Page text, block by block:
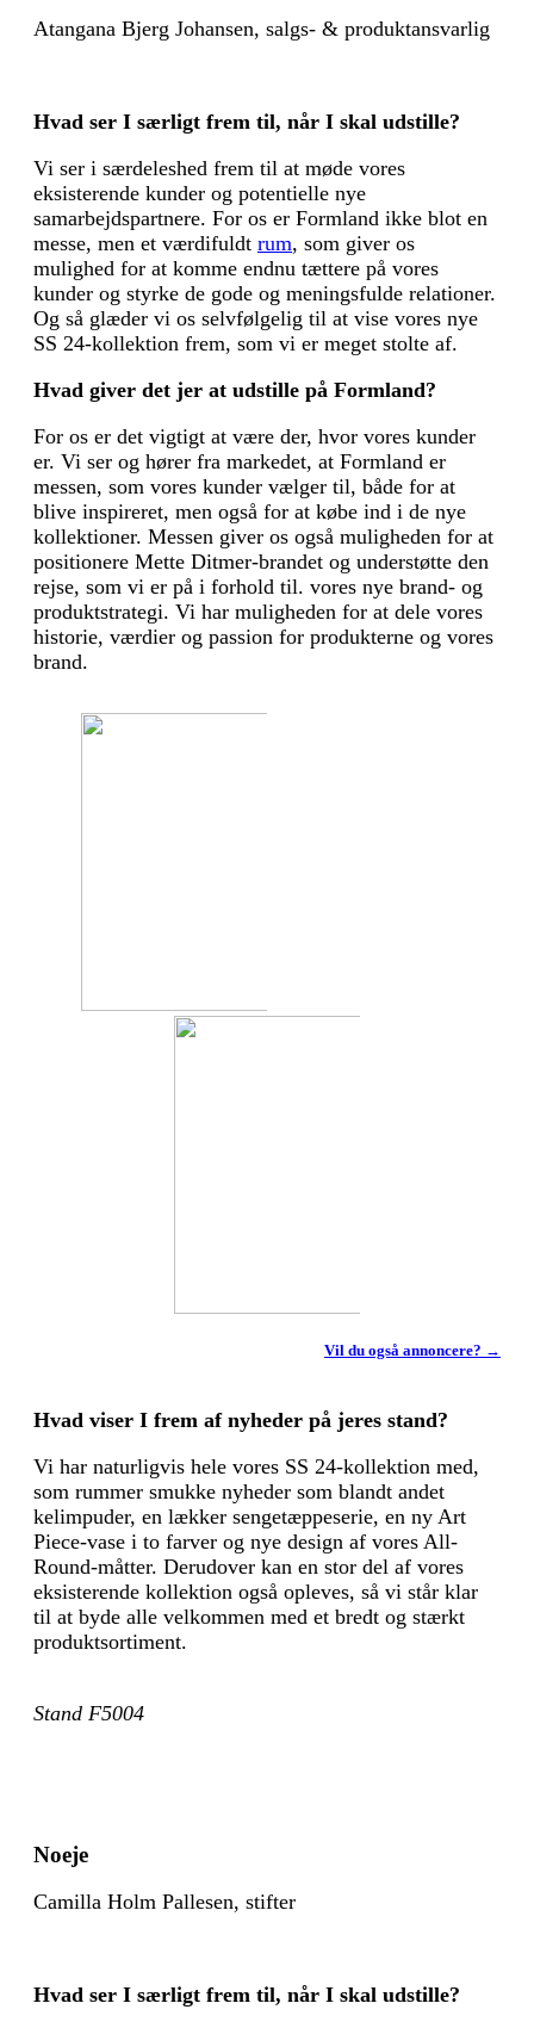
Atangana Bjerg Johansen, salgs- & produktansvarlig
Hvad ser I særligt frem til, når I skal udstille?
Vi ser i særdeleshed frem til at møde vores
eksisterende kunder og potentielle nye
samarbejdspartnere. For os er Formland ikke blot en
messe, men et værdifuldt rum, som giver os
mulighed for at komme endnu tættere på vores
kunder og styrke de gode og meningsfulde relationer.
Og så glæder vi os selvfølgelig til at vise vores nye
SS 24-kollektion frem, som vi er meget stolte af.
Hvad giver det jer at udstille på Formland?
For os er det vigtigt at være der, hvor vores kunder
er. Vi ser og hører fra markedet, at Formland er
messen, som vores kunder vælger til, både for at
blive inspireret, men også for at købe ind i de nye
kollektioner. Messen giver os også mulig­heden for at
positionere Mette Ditmer-brandet og under­støtte den
rejse, som vi er på i forhold til. vores nye brand- og
produktstrategi. Vi har muligheden for at dele vores
historie, værdier og passion for produkterne og vores
brand.
Vil du også annoncere? →
Hvad viser I frem af nyheder på jeres stand?
Vi har naturligvis hele vores SS 24-kollektion med,
som rummer smukke nyheder som blandt andet
kelimpuder, en lækker sengetæppeserie, en ny Art
Piece-vase i to farver og nye design af vores All-
Round-måtter. Derudover kan en stor del af vores
eksisterende kollektion også opleves, så vi står klar
til at byde alle velkommen med et bredt og stærkt
produktsortiment.
Stand F5004
Noeje
Camilla Holm Pallesen, stifter
Hvad ser I særligt frem til, når I skal udstille?